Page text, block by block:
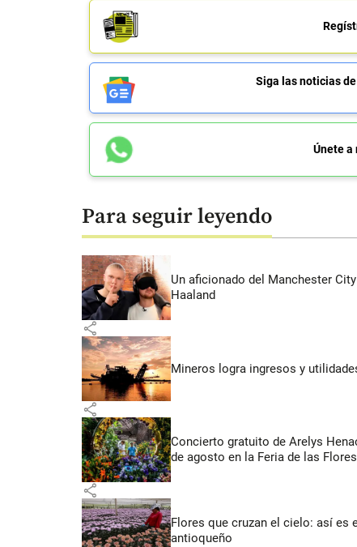
Siga las noticias de
Únete a
Para seguir leyendo
Un aficionado del Manchester
Haaland
share
Mineros logra ingresos y
share
Concierto gratuito de Arelys
de agosto en la Feria de las Flores
share
Flores que cruzan el cielo: así es
antioqueño